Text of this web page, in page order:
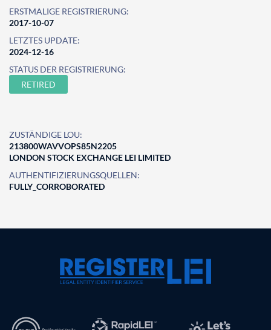
ERSTMALIGE REGISTRIERUNG:
2017-10-07
LETZTES UPDATE:
2024-12-16
STATUS DER REGISTRIERUNG:
RETIRED
ZUSTÄNDIGE LOU:
213800WAVVOPS85N2205
LONDON STOCK EXCHANGE LEI LIMITED
AUTHENTIFIZIERUNGSQUELLEN:
FULLY_CORROBORATED